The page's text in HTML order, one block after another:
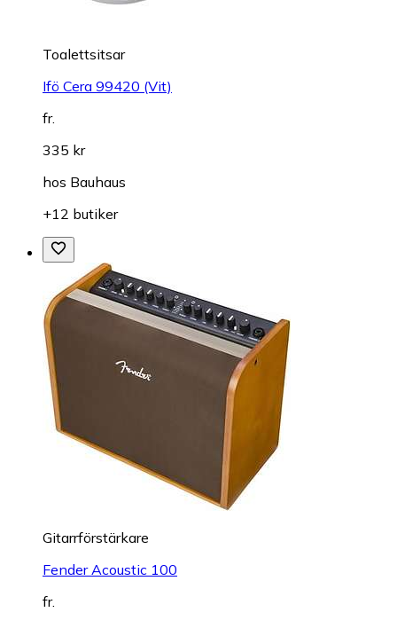
Toalettsitsar
Ifö Cera 99420 (Vit)
fr.
335 kr
hos Bauhaus
+12 butiker
Gitarrförstärkare
Fender Acoustic 100
fr.